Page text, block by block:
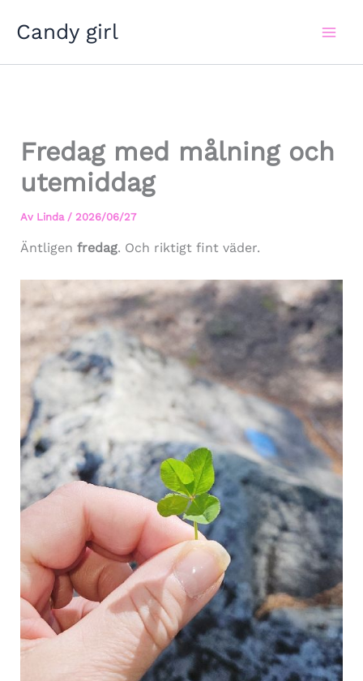
Candy girl
Fredag med målning och
utemiddag
Av Linda / 2026/06/27
Äntligen fredag. Och riktigt fint väder.